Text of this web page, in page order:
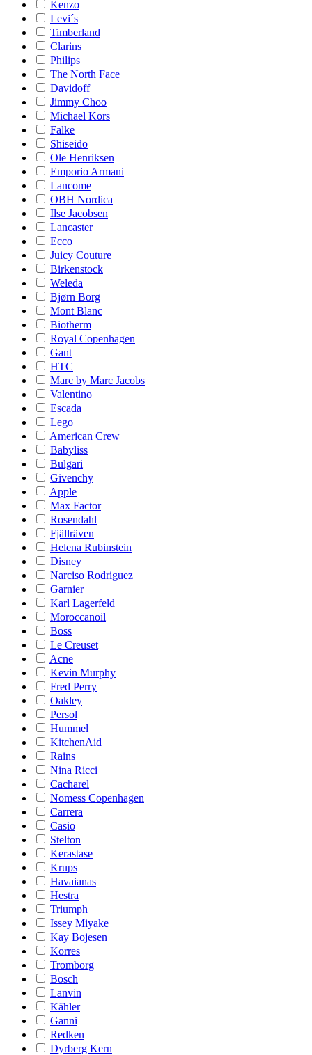
Kenzo
Levi´s
Timberland
Clarins
Philips
The North Face
Davidoff
Jimmy Choo
Michael Kors
Falke
Shiseido
Ole Henriksen
Emporio Armani
Lancome
OBH Nordica
Ilse Jacobsen
Lancaster
Ecco
Juicy Couture
Birkenstock
Weleda
Bjørn Borg
Mont Blanc
Biotherm
Royal Copenhagen
Gant
HTC
Marc by Marc Jacobs
Valentino
Escada
Lego
American Crew
Babyliss
Bulgari
Givenchy
Apple
Max Factor
Rosendahl
Fjällräven
Helena Rubinstein
Disney
Narciso Rodriguez
Garnier
Karl Lagerfeld
Moroccanoil
Boss
Le Creuset
Acne
Kevin Murphy
Fred Perry
Oakley
Persol
Hummel
KitchenAid
Rains
Nina Ricci
Cacharel
Nomess Copenhagen
Carrera
Casio
Stelton
Kerastase
Krups
Havaianas
Hestra
Triumph
Issey Miyake
Kay Bojesen
Korres
Tromborg
Bosch
Lanvin
Kähler
Ganni
Redken
Dyrberg Kern